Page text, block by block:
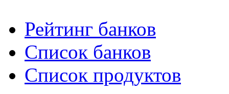
Рейтинг банков
Список банков
Список продуктов